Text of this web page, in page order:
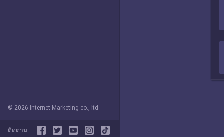
© 2026 Internet Marketing co., ltd
ติดตาม